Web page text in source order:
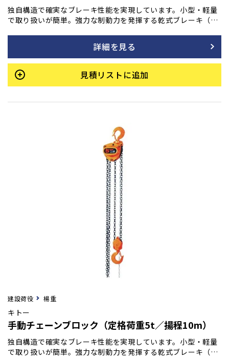
独自構造で確実なブレーキ性能を実現しています。小型・軽量
で取り扱いが簡単。強力な制動力を発揮する乾式ブレーキ（ノ
でも優れた耐久性を持ち、巻き下げ時の手動操作も常に軽く、
スムーズな動きを維持します。
詳細を見る
見積リストに追加
建設荷役 楊重
キトー
手動チェーンブロック（定格荷重5t／揚程10m）
独自構造で確実なブレーキ性能を実現しています。小型・軽量
で取り扱いが簡単。強力な制動力を発揮する乾式ブレーキ（ノ